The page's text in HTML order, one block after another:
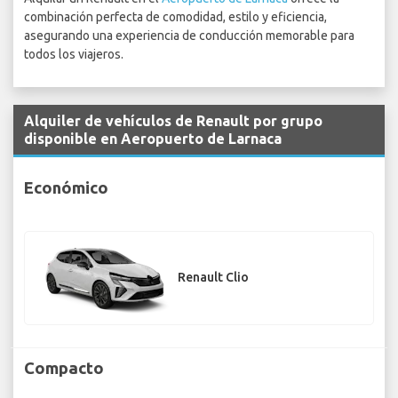
combinación perfecta de comodidad, estilo y eficiencia,
asegurando una experiencia de conducción memorable para
todos los viajeros.
Alquiler de vehículos de Renault por grupo
disponible en Aeropuerto de Larnaca
Económico
Renault Clio
Compacto